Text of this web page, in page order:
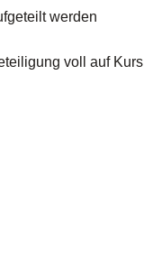
werden
voll auf Kurs